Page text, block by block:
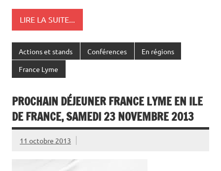
LIRE LA SUITE...
Actions et stands Conférences En régions
France Lyme
PROCHAIN DÉJEUNER FRANCE LYME EN ILE
DE FRANCE, SAMEDI 23 NOVEMBRE 2013
11 octobre 2013